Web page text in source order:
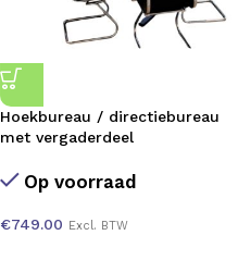
Hoekbureau / directiebureau
met vergaderdeel
Op voorraad
€749.00 Excl. BTW